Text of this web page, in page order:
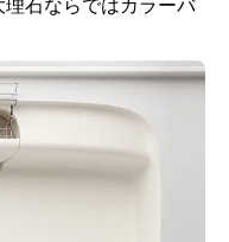
石ならではカラーバ